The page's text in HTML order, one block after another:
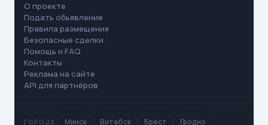
О проекте
Подать объявление
Правила размещения
Безопасные сделки
Помощь и FAQ
Контакты
Реклама на сайте
API для партнёров
ГОРОДА Минск Витебск Брест Гродно